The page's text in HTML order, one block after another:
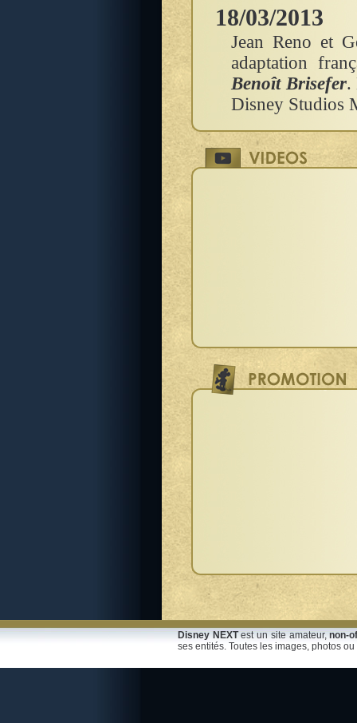
18/03/2013
Jean Reno et
adaptation
Benoît Brisefer.
Disney Studios
Disney NEXTest un site amateur,non-
ses entités. Toutes les images, photos